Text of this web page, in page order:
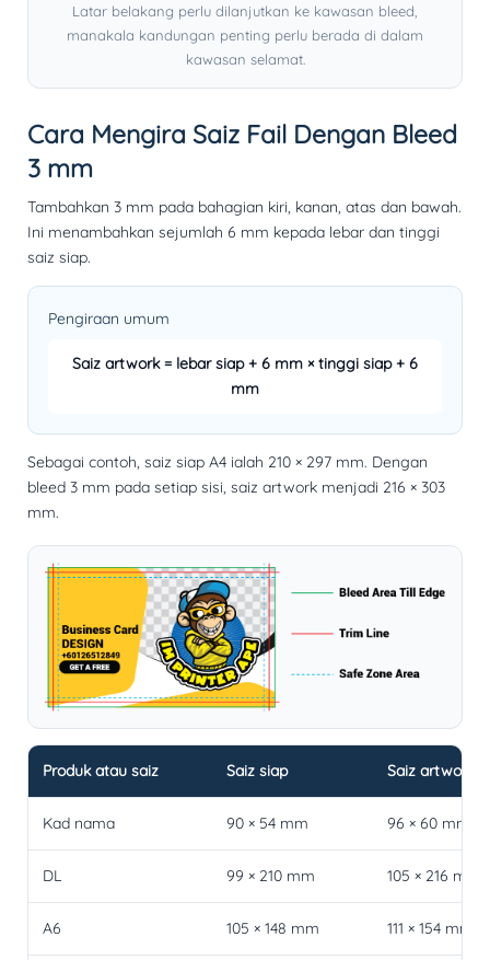
Latar belakang perlu dilanjutkan ke kawasan bleed,
manakala kandungan penting perlu berada di dalam
kawasan selamat.
Cara Mengira Saiz Fail Dengan Bleed
3 mm
Tambahkan 3 mm pada bahagian kiri, kanan, atas dan bawah.
Ini menambahkan sejumlah 6 mm kepada lebar dan tinggi
saiz siap.
Pengiraan umum
Saiz artwork = lebar siap + 6 mm × tinggi siap + 6
mm
Sebagai contoh, saiz siap A4 ialah 210 × 297 mm. Dengan
bleed 3 mm pada setiap sisi, saiz artwork menjadi 216 × 303
mm.
Produk atau saiz Saiz siap Saiz artwork
Kad nama 90 × 54 mm 96 × 60 mm
DL 99 × 210 mm 105 × 216 mm
A6 105 × 148 mm 111 × 154 mm